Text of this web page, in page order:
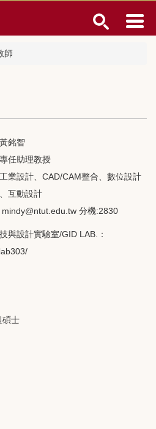
師
銘智
任助理教授
業設計、CAD/CAM整合、數位設計
互動設計
mindy@ntut.edu.tw 分機:2830
與設計實驗室/GID LAB.：
碩士